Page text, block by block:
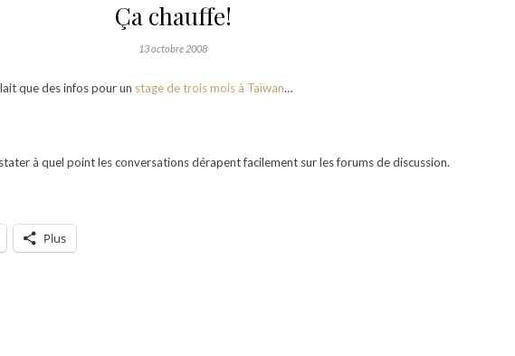
Ça chauffe!
13 octobre 2008
que des infos pour un stage de trois mois à Taïwan…
à quel point les conversations dérapent facilement sur les forums de discussion.
Plus